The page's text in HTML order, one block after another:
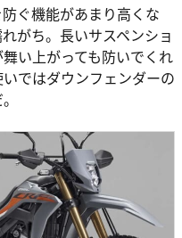
ぐ機能があまり高くな
がち。長いサスペンショ
い上がっても防いでくれ
ではダウンフェンダーの